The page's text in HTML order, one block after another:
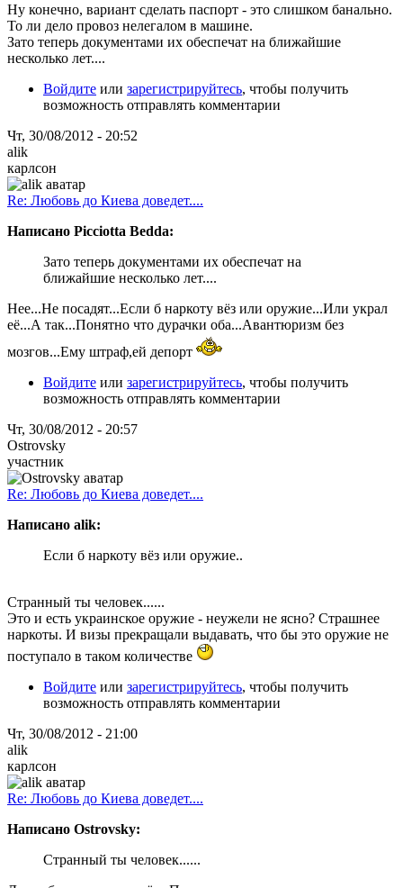
Ну конечно, вариант сделать паспорт - это слишком банально.
То ли дело провоз нелегалом в машине.
Зато теперь документами их обеспечат на ближайшие
несколько лет....
Войдите или зарегистрируйтесь, чтобы получить
возможность отправлять комментарии
Чт, 30/08/2012 - 20:52
alik
карлсон
Re: Любовь до Киева доведет....
Написано Picciotta Bedda:
Зато теперь документами их обеспечат на
ближайшие несколько лет....
Нее...Не посадят...Если б наркоту вёз или оружие...Или украл
её...А так...Понятно что дурачки оба...Авантюризм без
мозгов...Ему штраф,ей депорт
Войдите или зарегистрируйтесь, чтобы получить
возможность отправлять комментарии
Чт, 30/08/2012 - 20:57
Ostrovsky
участник
Re: Любовь до Киева доведет....
Написано alik:
Если б наркоту вёз или оружие..
Странный ты человек......
Это и есть украинское оружие - неужели не ясно? Страшнее
наркоты. И визы прекращали выдавать, что бы это оружие не
поступало в таком количестве
Войдите или зарегистрируйтесь, чтобы получить
возможность отправлять комментарии
Чт, 30/08/2012 - 21:00
alik
карлсон
Re: Любовь до Киева доведет....
Написано Ostrovsky:
Странный ты человек......